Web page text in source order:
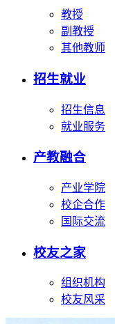
教授
副教授
其他教师
招生就业
招生信息
就业服务
产教融合
产业学院
校企合作
国际交流
校友之家
组织机构
校友风采